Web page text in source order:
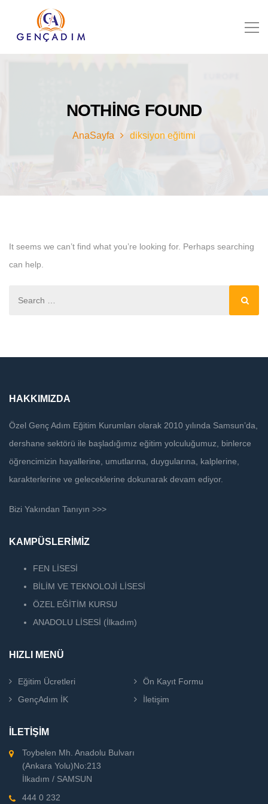
NOTHING FOUND
AnaSayfa diksiyon eğitimi
It seems we can’t find what you’re looking for. Perhaps searching
can help.
HAKKIMIZDA
Özel Genç Adım Eğitim Kurumları olarak 2010 yılında Samsun’da,
dershane sektörü ile başladığımız eğitim yolculuğumuz, binlerce
öğrencimizin hayallerine, umutlarına, duygularına, kalplerine,
karakterlerine ve geleceklerine dokunarak devam ediyor.
Bizi Yakından Tanıyın >>>
KAMPÜSLERİMİZ
FEN LİSESİ
BİLİM VE TEKNOLOJİ LİSESİ
ÖZEL EĞİTİM KURSU
ANADOLU LİSESİ (İlkadım)
HIZLI MENÜ
Eğitim Ücretleri
Ön Kayıt Formu
GençAdım İK
İletişim
İLETİŞİM
Toybelen Mh. Anadolu Bulvarı
(Ankara Yolu)No:213
İlkadım / SAMSUN
444 0 232